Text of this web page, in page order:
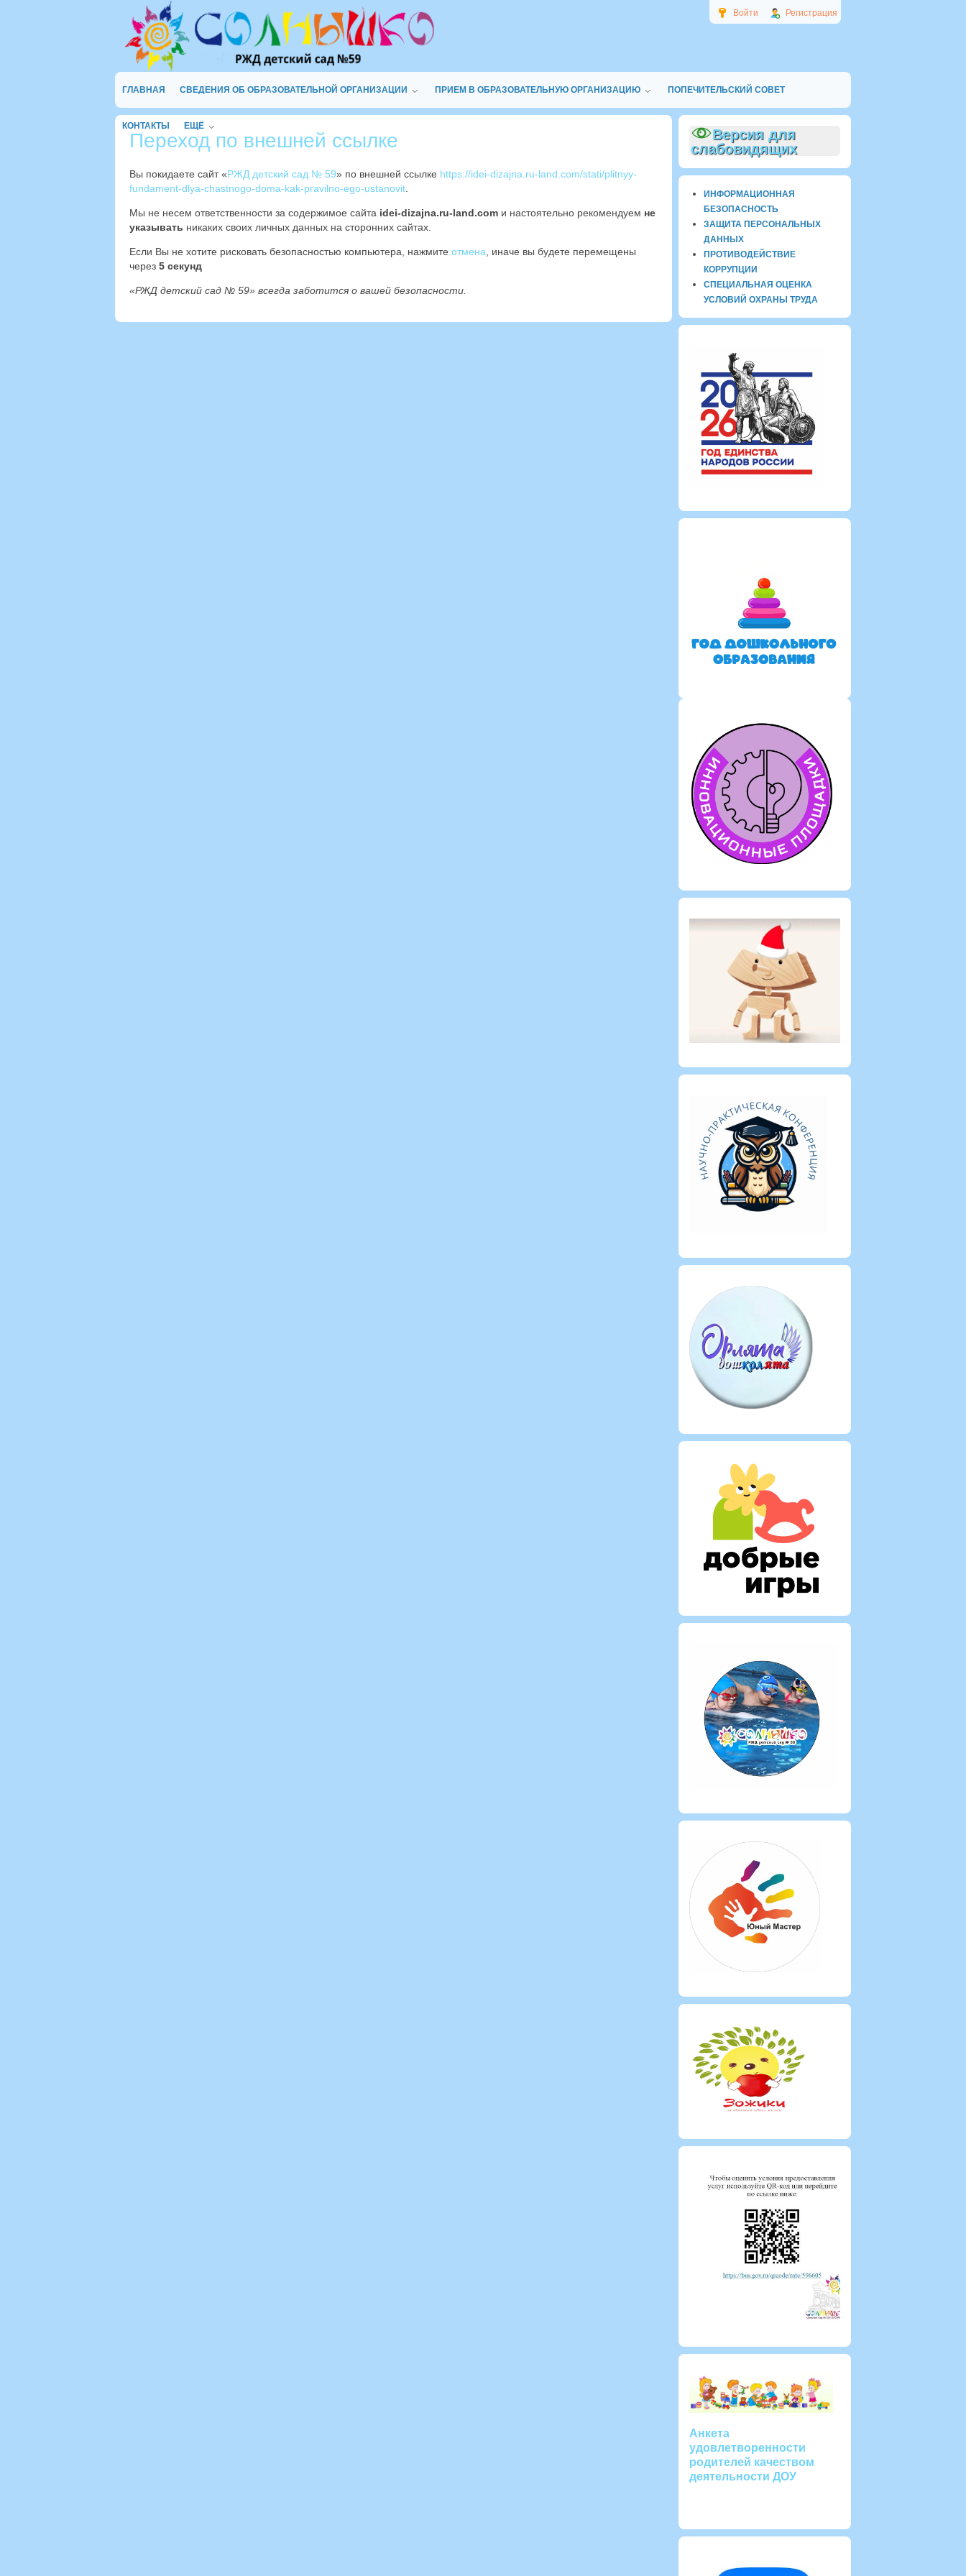
Войти Регистрация
ГЛАВНАЯ СВЕДЕНИЯ ОБ ОБРАЗОВАТЕЛЬНОЙ ОРГАНИЗАЦИИ ПРИЕМ В ОБРАЗОВАТЕЛЬНУЮ ОРГАНИЗАЦИЮ ПОПЕЧИТЕЛЬСКИЙ СОВЕТ
КОНТАКТЫ ЕЩЁ
Переход по внешней ссылке
Вы покидаете сайт «РЖД детский сад № 59» по внешней ссылке https://idei-dizajna.ru-land.com/stati/plitnyy-
fundament-dlya-chastnogo-doma-kak-pravilno-ego-ustanovit
Мы не несем ответственности за содержимое сайта idei-dizajna.ru-land.com и настоятельно рекомендуем не
указывать никаких своих личных данных на сторонних сайтах.
Если Вы не хотите рисковать безопасностью компьютера, нажмите отмена , иначе вы будете перемещены
через 4 секунд
«РЖД детский сад № 59» всегда заботится о вашей безопасности.
Версия для
слабовидящих
ИНФОРМАЦИОННАЯ
БЕЗОПАСНОСТЬ
ЗАЩИТА ПЕРСОНАЛЬНЫХ
ДАННЫХ
ПРОТИВОДЕЙСТВИЕ
КОРРУПЦИИ
СПЕЦИАЛЬНАЯ ОЦЕНКА
УСЛОВИЙ ОХРАНЫ ТРУДА
Анкета
удовлетворенности
родителей качеством
деятельности ДОУ